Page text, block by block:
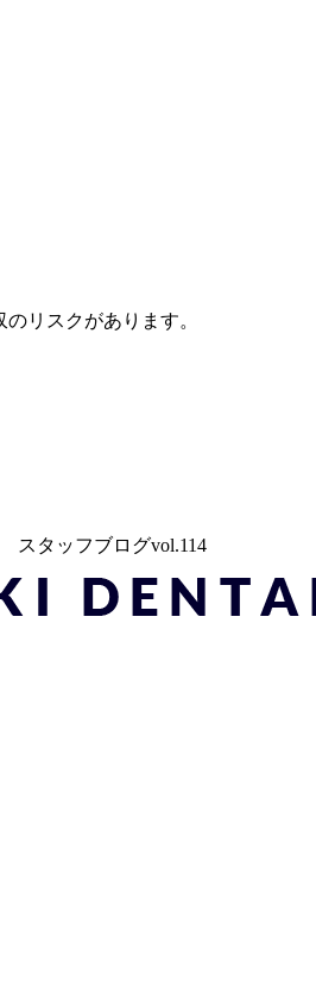
リスクがあります。
スタッフブログvol.114